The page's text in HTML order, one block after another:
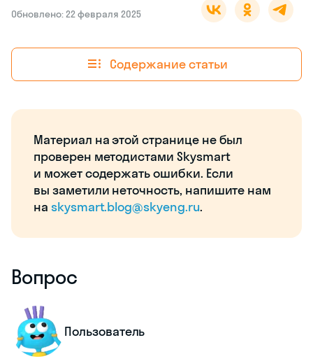
Обновлено: 22 февраля 2025
Содержание статьи
Материал на этой странице не был
проверен методистами Skysmart
и может содержать ошибки. Если
вы заметили неточность, напишите нам
на skysmart.blog@skyeng.ru.
Вопрос
Пользователь